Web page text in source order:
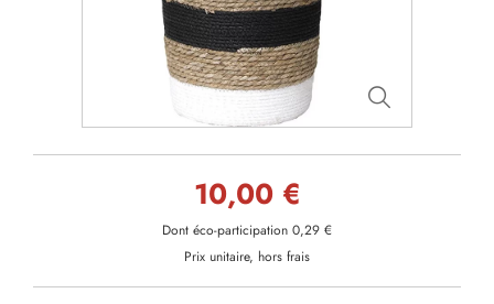
10,00 €
Dont éco-participation 0,29 €
Prix unitaire, hors frais